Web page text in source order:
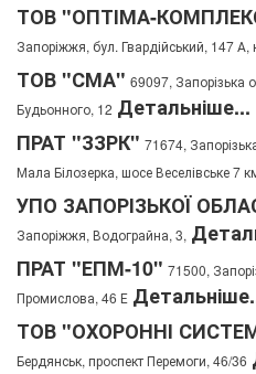
ТОВ "ОПТІМА-
Запоріжжя, бул. Гвардійський, 147 А,
ТОВ "СМА" 69097, Запорізька
Будьонного, 12 Детальніше...
ПРАТ "ЗЗРК" 71674,
Мала Білозерка, шосе Веселівське 7
УПО ЗАПОРІЗЬКОЇ
Запоріжжя, Водограйна, 3,
ПРАТ "ЕПМ-10" 71500,
Промислова, 46 Е
ТОВ "ОХОРОННІ
Бердянськ, проспект Перемоги, 46/36